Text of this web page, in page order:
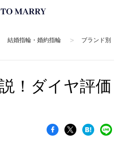
結婚指輪・婚約指輪 > ブランド別
！ダイヤ評価